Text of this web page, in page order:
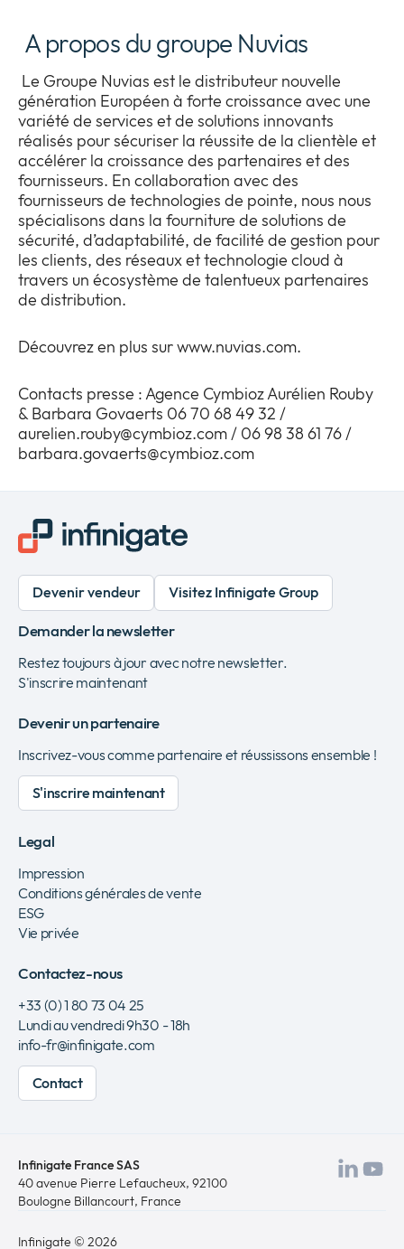
A propos du groupe Nuvias
Le Groupe Nuvias est le distributeur nouvelle
génération Européen à forte croissance avec une
variété de services et de solutions innovants
réalisés pour sécuriser la réussite de la clientèle et
accélérer la croissance des partenaires et des
fournisseurs. En collaboration avec des
fournisseurs de technologies de pointe, nous nous
spécialisons dans la fourniture de solutions de
sécurité, d’adaptabilité, de facilité de gestion pour
les clients, des réseaux et technologie cloud à
travers un écosystème de talentueux partenaires
de distribution.
Découvrez en plus sur www.nuvias.com.
Contacts presse : Agence Cymbioz Aurélien Rouby
& Barbara Govaerts 06 70 68 49 32 /
aurelien.rouby@cymbioz.com/ 06 98 38 61 76 /
barbara.govaerts@cymbioz.com
Devenir vendeur Visitez Infinigate Group
Demander la newsletter
Restez toujours à jour avec notre newsletter.
S'inscrire maintenant
Devenir un partenaire
Inscrivez-vous comme partenaire et réussissons ensemble !
S'inscrire maintenant
Legal
Impression
Conditions générales de vente
ESG
Vie privée
Contactez-nous
+33 (0) 1 80 73 04 25
Lundi au vendredi 9h30 - 18h
info-fr@infinigate.com
Contact
Infinigate France SAS
40 avenue Pierre Lefaucheux, 92100
Boulogne Billancourt, France
Infinigate © 2026